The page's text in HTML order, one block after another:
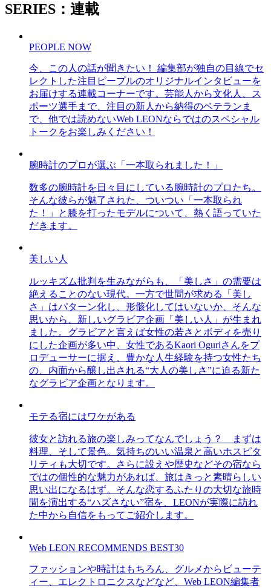
SERIES：連載
PEOPLE NOW
今、この人の話が聞きたい！ 編集部が独自の目線でセ
レクトした注目ピープルのオリジナルインタビューを
お届けする連載コーナーです。芸能人から文化人、ス
ポーツ選手まで、注目の新人から納得のベテランま
で、他では読めないWeb LEONならではのスペシャル
トークをお楽しみください！
腕時計のプロが選ぶ「一本取られました！」
数多の腕時計を日々目にしている腕時計のプロたち。
そんな彼らが魅了された、ついつい「一本取られ
た！」と膝を打ったモデルについて、熱く語っていた
だきます。
美しい人
ルッキズム批判を生みながらも、「美しさ」の需要は
絶えることのない現代。一方で世間が求める「美し
さ」はパターン化し、形骸化してはいないか、そんな
思いから、新しいグラビア企画「美しい人」が生まれ
ました。グラビアと言えば女性の若さとボディを売り
にした企画が多い中、女性であるKaori Oguriさんをプ
ロデューサーに据え、豊かな人生経験を持つ女性たち
の、内面から醸し出される“大人の美しさ”に迫る新た
なグラビア企画となります。
モテる宿にはワケがある
彼女と訪れる旅の楽しみってなんでしょう？ まずは
料理、そして景色。気持ちのいい温泉と高いホスピタ
リティも大切です。さらに設えや歴史などその宿なら
ではの個性的な魅力があれば、旅はきっと素晴らしい
思い出になるはず。そんな恋するふたりの大切な旅時
間を演出する“ハズさない”宿を、LEONが実際に訪れ
た中から自信をもってご紹介します。
Web LEON RECOMMENDS BEST30
ファッションや時計はもちろん、グルメからビューテ
ィー、エレクトロニクスなどなど、Web LEON編集者